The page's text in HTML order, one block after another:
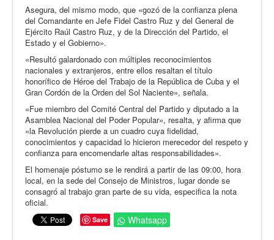
Asegura, del mismo modo, que «gozó de la confianza plena
del Comandante en Jefe Fidel Castro Ruz y del General de
Ejército Raúl Castro Ruz, y de la Dirección del Partido, el
Estado y el Gobierno».
«Resultó galardonado con múltiples reconocimientos
nacionales y extranjeros, entre ellos resaltan el título
honorífico de Héroe del Trabajo de la República de Cuba y el
Gran Cordón de la Orden del Sol Naciente», señala.
«Fue miembro del Comité Central del Partido y diputado a la
Asamblea Nacional del Poder Popular», resalta, y afirma que
«la Revolución pierde a un cuadro cuya fidelidad,
conocimientos y capacidad lo hicieron merecedor del respeto y
confianza para encomendarle altas responsabilidades».
El homenaje póstumo se le rendirá a partir de las 09:00, hora
local, en la sede del Consejo de Ministros, lugar donde se
consagró al trabajo gran parte de su vida, especifica la nota
oficial.
Save Whatsapp